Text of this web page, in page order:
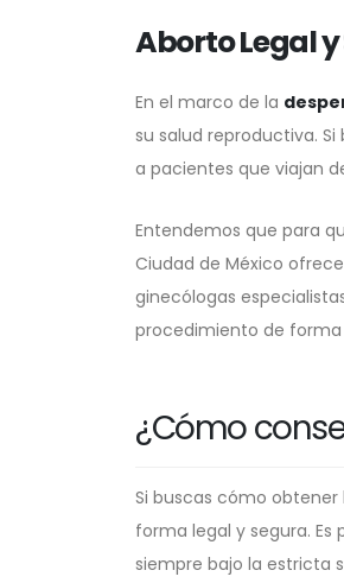
Aborto Legal
En el marco de la
su salud reproductiva.
a pacientes que viajan
Entendemos que para
Ciudad de México
ginecólogas
procedimiento de
¿Cómo
Si buscas cómo obtener
forma legal y segura.
siempre bajo la estricta